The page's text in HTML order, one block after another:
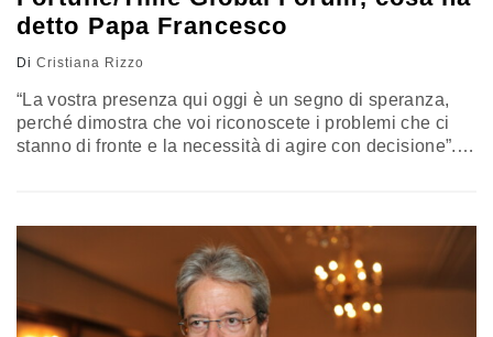
detto Papa Francesco
Di Cristiana Rizzo
“La vostra presenza qui oggi è un segno di speranza,
perché dimostra che voi riconoscete i problemi che ci
stanno di fronte e la necessità di agire con decisione”.
hanno partecipato, ieri e…